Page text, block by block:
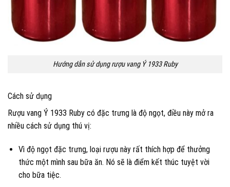
Hướng dẫn sử dụng rượu vang Ý 1933 Ruby
Cách sử dụng
Rượu vang Ý 1933 Ruby có đặc trưng là độ ngọt, điều này mở ra
nhiều cách sử dụng thú vị:
Vì độ ngọt đặc trưng, loại rượu này rất thích hợp để thưởng
thức một mình sau bữa ăn. Nó sẽ là điểm kết thúc tuyệt vời
cho bữa tiệc.